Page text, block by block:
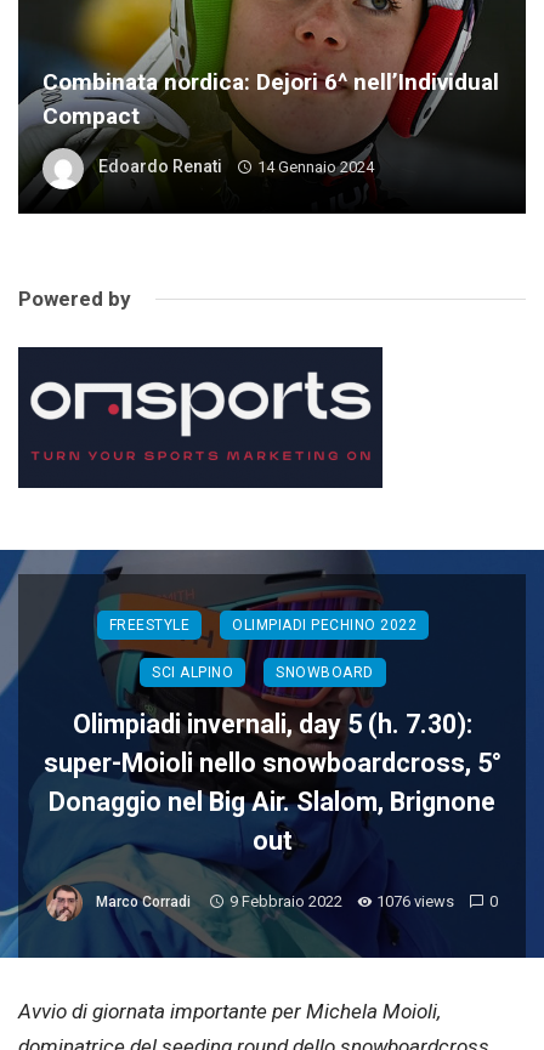
Combinata nordica: Dejori 6^ nell’Individual
Compact
Edoardo Renati 14 Gennaio 2024
Powered by
FREESTYLE OLIMPIADI PECHINO 2022
SCI ALPINO SNOWBOARD
Olimpiadi invernali, day 5 (h. 7.30):
super-Moioli nello snowboardcross, 5°
Donaggio nel Big Air. Slalom, Brignone
out
Marco Corradi 9 Febbraio 2022 1076 views 0
Avvio di giornata importante per Michela Moioli,